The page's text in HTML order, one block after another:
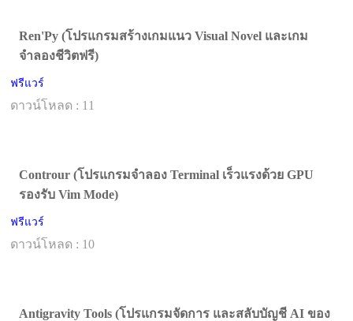
Ren'Py (โปรแกรมสร้างเกมแนว Visual Novel และเกม
จำลองชีวิตฟรี)
ฟรีแวร์
ดาวน์โหลด : 11
Controur (โปรแกรมจำลอง Terminal เร็วแรงด้วย GPU
รองรับ Vim Mode)
ฟรีแวร์
ดาวน์โหลด : 10
Antigravity Tools (โปรแกรมจัดการ และสลับบัญชี AI ของ